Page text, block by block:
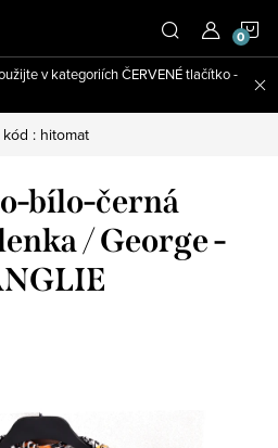
v kategoriích ČERVENÉ tlačítko -
kód : hitomat
bílo-černá
/ George -